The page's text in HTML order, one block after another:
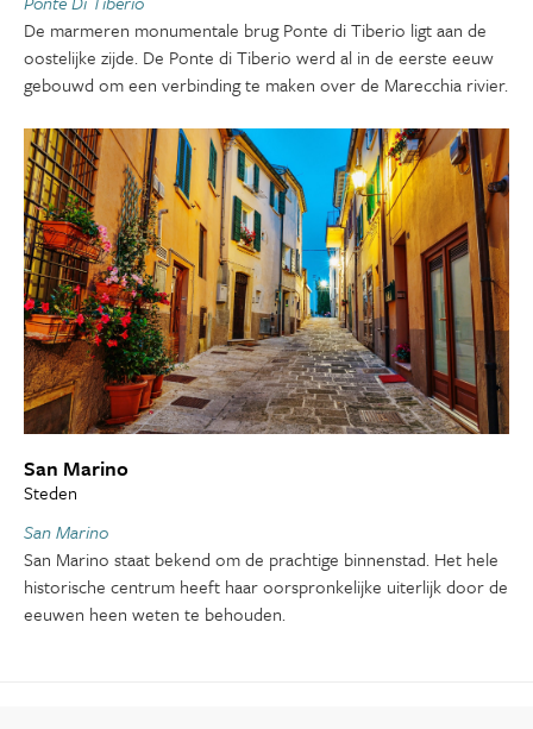
De marmeren monumentale brug Ponte di Tiberio ligt aan de
oostelijke zijde. De Ponte di Tiberio werd al in de eerste eeuw
gebouwd om een verbinding te maken over de Marecchia rivier.
San Marino
Steden
San Marino
San Marino staat bekend om de prachtige binnenstad. Het hele
historische centrum heeft haar oorspronkelijke uiterlijk door de
eeuwen heen weten te behouden.